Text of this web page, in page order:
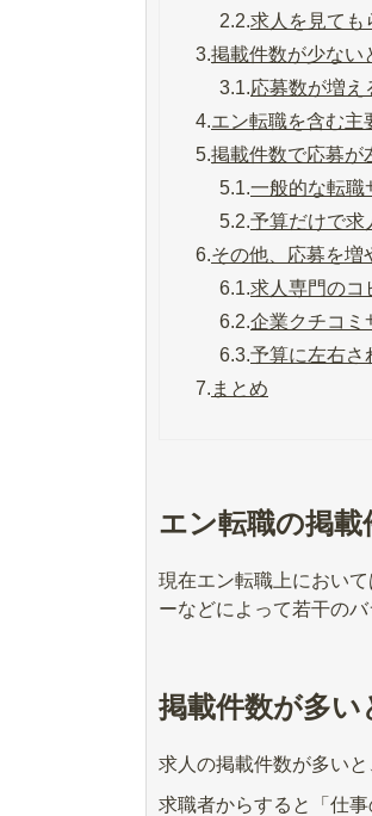
2.2.求人を見ても
3.掲載件数が少ない
3.1.応募数が増え
4.エン転職を含む主
5.掲載件数で応募が
5.1.一般的な転職
5.2.予算だけで求
6.その他、応募を増
6.1.求人専門のコ
6.2.企業クチコミ
6.3.予算に左右さ
7. まとめ
エン転職の掲載
現在エン転職上におい
ーなどによって若干の
掲載件数が多い
求人の掲載件数が多い
求職者からすると「仕